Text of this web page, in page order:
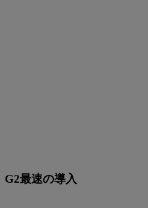
G2最速の導入